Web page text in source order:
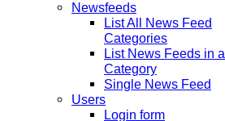
Newsfeeds
List All News Feed
Categories
List News Feeds in a
Category
Single News Feed
Users
Login form